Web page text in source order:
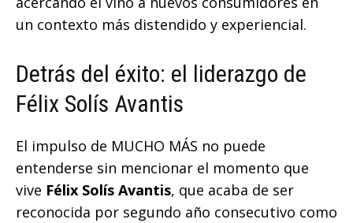
un contexto más distendido y experiencial.
Detrás del éxito: el liderazgo de
Félix Solís Avantis
El impulso de MUCHO MÁS no puede
entenderse sin mencionar el momento que
vive Félix Solís Avantis, que acaba de ser
reconocida por segundo año consecutivo como